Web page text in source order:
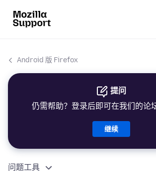
Android 版 Firefox
提问
仍需帮助？登录后即可在我们的论
继续
问题工具